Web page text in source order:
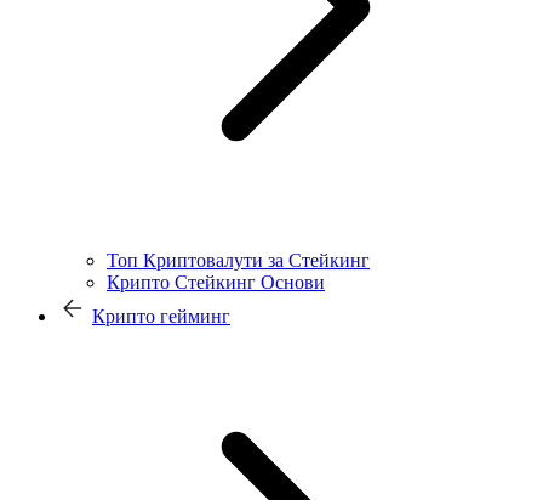
Топ Криптовалути за Стейкинг
Крипто Стейкинг Основи
Крипто гейминг